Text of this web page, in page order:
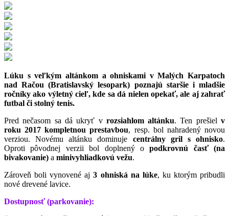
Lúku s veľkým altánkom a ohniskami v Malých Karpatoch
nad Račou (Bratislavský lesopark) poznajú staršie i mladšie
ročníky ako výletný cieľ, kde sa dá nielen opekať, ale aj zahrať
futbal či stolný tenis.
Pred nečasom sa dá ukryť v rozsiahlom altánku. Ten prešiel v
roku 2017 kompletnou prestavbou, resp. bol nahradený novou
verziou. Novému altánku dominuje centrálny gril s ohnisko.
Oproti pôvodnej verzii bol doplnený opodkrovnú časť (na
bivakovanie) a minivyhliadkovú vežu.
Zároveň boli vynovené aj3 ohniská na lúke, ku ktorým pribudli
nové drevené lavice.
Dostupnosť (parkovanie):